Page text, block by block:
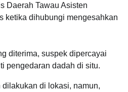
Daerah Tawau Asisten
ketika dihubungi mengesahkan
diterima, suspek dipercayai
pengedaran dadah di situ.
di lokasi, namun,